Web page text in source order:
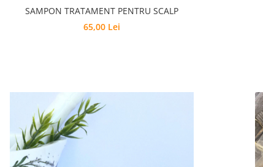
SAMPON TRATAMENT PENTRU SCALP
65,00 Lei